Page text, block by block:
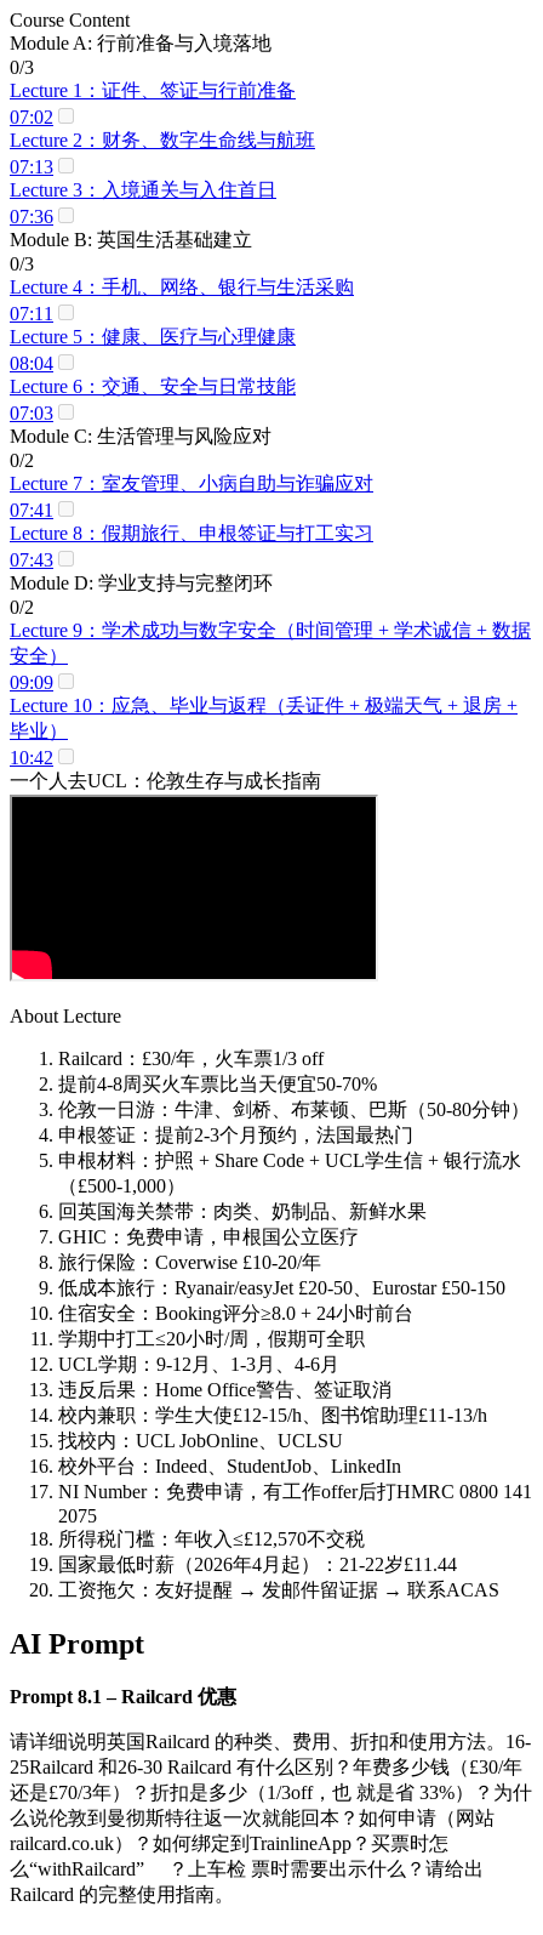
Course Content
Module A: 行前准备与入境落地
0/3
Lecture 1：证件、签证与行前准备
07:02
Lecture 2：财务、数字生命线与航班
07:13
Lecture 3：入境通关与入住首日
07:36
Module B: 英国生活基础建立
0/3
Lecture 4：手机、网络、银行与生活采购
07:11
Lecture 5：健康、医疗与心理健康
08:04
Lecture 6：交通、安全与日常技能
07:03
Module C: 生活管理与风险应对
0/2
Lecture 7：室友管理、小病自助与诈骗应对
07:41
Lecture 8：假期旅行、申根签证与打工实习
07:43
Module D: 学业支持与完整闭环
0/2
Lecture 9：学术成功与数字安全（时间管理 + 学术诚信 + 数据
安全）
09:09
Lecture 10：应急、毕业与返程（丢证件 + 极端天气 + 退房 +
毕业）
10:42
一个人去UCL：伦敦生存与成长指南
About Lecture
Railcard：£30/年，火车票1/3 off
提前4-8周买火车票比当天便宜50-70%
伦敦一日游：牛津、剑桥、布莱顿、巴斯（50-80分钟）
申根签证：提前2-3个月预约，法国最热门
申根材料：护照 + Share Code + UCL学生信 + 银行流水
（£500-1,000）
回英国海关禁带：肉类、奶制品、新鲜水果
GHIC：免费申请，申根国公立医疗
旅行保险：Coverwise £10-20/年
低成本旅行：Ryanair/easyJet £20-50、Eurostar £50-150
住宿安全：Booking评分≥8.0 + 24小时前台
学期中打工≤20小时/周，假期可全职
UCL学期：9-12月、1-3月、4-6月
违反后果：Home Office警告、签证取消
校内兼职：学生大使£12-15/h、图书馆助理£11-13/h
找校内：UCL JobOnline、UCLSU
校外平台：Indeed、StudentJob、LinkedIn
NI Number：免费申请，有工作offer后打HMRC 0800 141
2075
所得税门槛：年收入≤£12,570不交税
国家最低时薪（2026年4月起）：21-22岁£11.44
工资拖欠：友好提醒 → 发邮件留证据 → 联系ACAS
AI Prompt
Prompt 8.1 – Railcard 优惠
请详细说明英国Railcard 的种类、费用、折扣和使用方法。16-
25Railcard 和26-30 Railcard 有什么区别？年费多少钱（£30/年
还是£70/3年）？折扣是多少（1/3off，也 就是省 33%）？为什
么说伦敦到曼彻斯特往返一次就能回本？如何申请（网站
railcard.co.uk）？如何绑定到TrainlineApp？买票时怎
么“withRailcard” ？上车检 票时需要出示什么？请给出
Railcard 的完整使用指南。